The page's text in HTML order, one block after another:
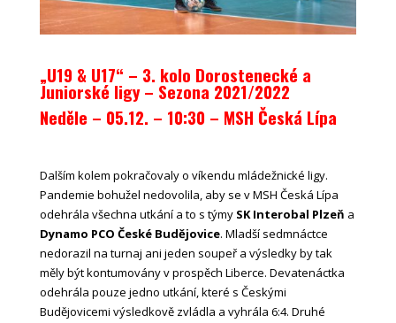
„U19 & U17“ – 3. kolo Dorostenecké a
Juniorské ligy – Sezona 2021/2022
Neděle – 05.12. – 10:30 – MSH Česká Lípa
Dalším kolem pokračovaly o víkendu mládežnické ligy.
Pandemie bohužel nedovolila, aby se v MSH Česká Lípa
odehrála všechna utkání a to s týmy SK Interobal Plzeň a
Dynamo PCO České Budějovice. Mladší sedmnáctce
nedorazil na turnaj ani jeden soupeř a výsledky by tak
měly být kontumovány v prospěch Liberce. Devatenáctka
odehrála pouze jedno utkání, které s Českými
Budějovicemi výsledkově zvládla a vyhrála 6:4. Druhé